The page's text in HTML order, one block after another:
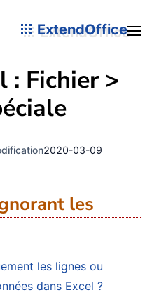
ExtendOffice
: Fichier >
2020-03-09
les
les lignes ou
dans Excel ?